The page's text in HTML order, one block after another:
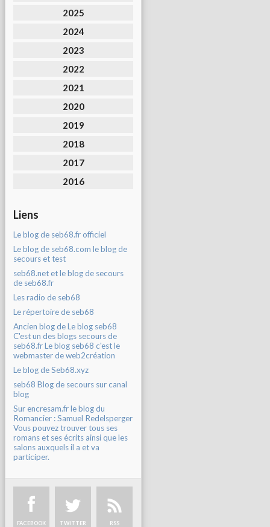
2025
2024
2023
2022
2021
2020
2019
2018
2017
2016
Liens
Le blog de seb68.fr officiel
Le blog de seb68.com le blog de
secours et test
seb68.net et le blog de secours
de seb68.fr
Les radio de seb68
Le répertoire de seb68
Ancien blog de Le blog seb68
C'est un des blogs secours de
seb68.fr Le blog seb68 c'est le
webmaster de web2création
Le blog de Seb68.xyz
seb68 Blog de secours sur canal
blog
Sur encresam.fr le blog du
Romancier : Samuel Redelsperger
Vous pouvez trouver tous ses
romans et ses écrits ainsi que les
salons auxquels il a et va
participer.
FACEBOOK TWITTER RSS